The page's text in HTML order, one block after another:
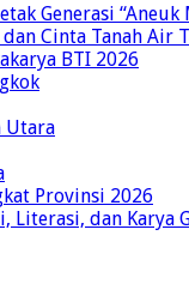
Generasi “Aneuk
Cinta Tanah Air
BTI 2026
Utara
Provinsi 2026
Literasi, dan Karya